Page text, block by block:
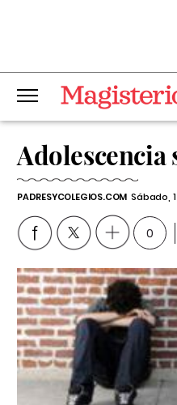
PADRESYCOLEGIOS.COM Sábado,
0